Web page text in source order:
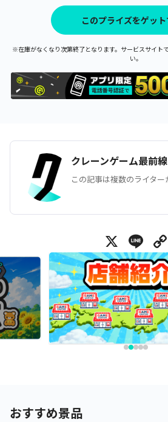
このプライズをゲッ
※在庫がなくなり次第終了となります。サービスサイト
い。
クレーンゲーム最前
この記事は複数のライター
X
おすすめ景品